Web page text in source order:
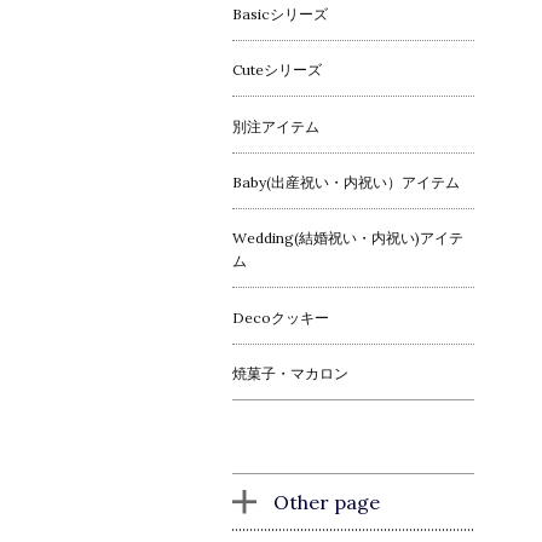
Basicシリーズ
Cuteシリーズ
別注アイテム
Baby(出産祝い・内祝い）アイテム
Wedding(結婚祝い・内祝い)アイテ
ム
Decoクッキー
焼菓子・マカロン
Other page